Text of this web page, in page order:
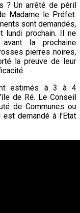
? Un arrêté de péril
Madame le Préfet.
sont demandés,
lundi prochain. Il ne
la prochaine
pierres noires,
la preuve de leur
estimés à 3 à 4
de Ré. Le Conseil
de Communes ou
demandé à l’Etat